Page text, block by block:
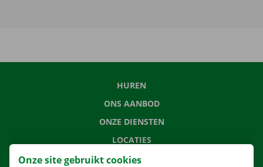
HUREN
ONS AANBOD
ONZE DIENSTEN
LOCATIES
APP
Onze site gebruikt cookies